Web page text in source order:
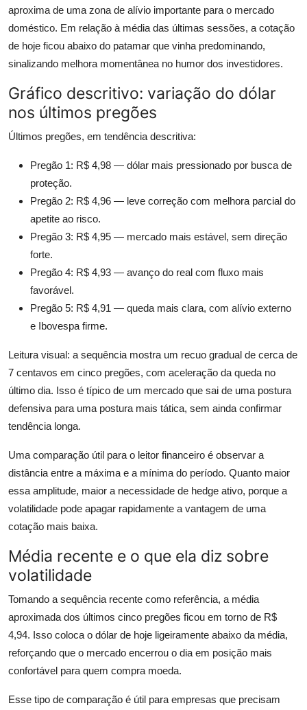
aproxima de uma zona de alívio importante para o mercado
doméstico. Em relação à média das últimas sessões, a cotação
de hoje ficou abaixo do patamar que vinha predominando,
sinalizando melhora momentânea no humor dos investidores.
Gráfico descritivo: variação do dólar
nos últimos pregões
Últimos pregões, em tendência descritiva:
Pregão 1: R$ 4,98 — dólar mais pressionado por busca de
proteção.
Pregão 2: R$ 4,96 — leve correção com melhora parcial do
apetite ao risco.
Pregão 3: R$ 4,95 — mercado mais estável, sem direção
forte.
Pregão 4: R$ 4,93 — avanço do real com fluxo mais
favorável.
Pregão 5: R$ 4,91 — queda mais clara, com alívio externo
e Ibovespa firme.
Leitura visual: a sequência mostra um recuo gradual de cerca de
7 centavos em cinco pregões, com aceleração da queda no
último dia. Isso é típico de um mercado que sai de uma postura
defensiva para uma postura mais tática, sem ainda confirmar
tendência longa.
Uma comparação útil para o leitor financeiro é observar a
distância entre a máxima e a mínima do período. Quanto maior
essa amplitude, maior a necessidade de hedge ativo, porque a
volatilidade pode apagar rapidamente a vantagem de uma
cotação mais baixa.
Média recente e o que ela diz sobre
volatilidade
Tomando a sequência recente como referência, a média
aproximada dos últimos cinco pregões ficou em torno de R$
4,94. Isso coloca o dólar de hoje ligeiramente abaixo da média,
reforçando que o mercado encerrou o dia em posição mais
confortável para quem compra moeda.
Esse tipo de comparação é útil para empresas que precisam